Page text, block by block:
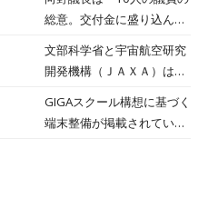
を使った授業が実施されて
います。写真は，2年生の
探究コースの「生物基礎」
の授業です。生徒たちは先
生から出される課題を時間
以内に手早く解答していき
ます。先生も生徒がどこが
総意。交付金に盛り込んで
した」と語り、鎌田町長は
「学習の確保については、
一人１台タブレットでオン
ライン学習できるようにな
文部科学省と宇宙航空研究
開発機構（ＪＡＸＡ）は６
（ＩＳＳ）から中継放送す
る特別講座を動画投稿サイ
GIGAスクール構想に基づく
端末整備が掲載されていま